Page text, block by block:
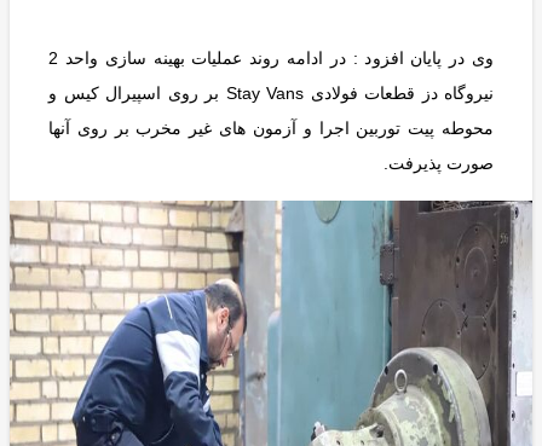
وی در پایان افزود : در ادامه روند عملیات بهینه سازی واحد 2
نیروگاه دز قطعات فولادی Stay Vans بر روی اسپیرال کیس و
محوطه پیت توربین اجرا و آزمون های غیر مخرب بر روی آنها
صورت پذیرفت.